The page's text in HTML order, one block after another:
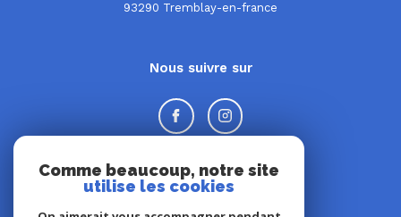
Adhérents
Comme beaucoup, notre site
utilise les cookies